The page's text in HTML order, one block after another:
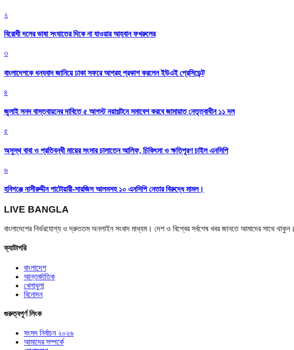
২
বিরোধী দলের ভাষা সংঘাতের দিকে না যাওয়ার আহ্বান ফখরুলের
৩
বাংলাদেশকে ধন্যবাদ জানিয়ে ঢাকা সফরে আগ্রহ প্রকাশ করলেন ইউএই প্রেসিডেন্ট
৪
জুলাই সনদ বাস্তবায়নের দাবিতে ৫ আগস্ট নয়াপল্টনে সমাবেশ করবে জামায়াত নেতৃত্বাধীন ১১ দল
৫
অসুস্থ বাবা ও প্রতিবন্ধী মায়ের সংসার চালাতেন আলিফ, চিকিৎসা ও ক্ষতিপূরণ চাইল এনসিপি
৬
হবিগঞ্জে নাসীরুদ্দীন পাটোয়ারী-সারজিস আলমসহ ১০ এনসিপি নেতার বিরুদ্ধে মামল।
LIVE BANGLA
বাংলাদেশের নির্ভরযোগ্য ও দ্রুততম অনলাইন সংবাদ মাধ্যম। দেশ ও বিশ্বের সর্বশেষ খবর জানতে আমাদের সাথে থাকুন।
ক্যাটাগরি
বাংলাদেশ
আন্তর্জাতিক
খেলাধুলা
বিনোদন
গুরুত্বপূর্ণ লিংক
সংসদ নির্বাচন ২০২৬
আমাদের সম্পর্কে